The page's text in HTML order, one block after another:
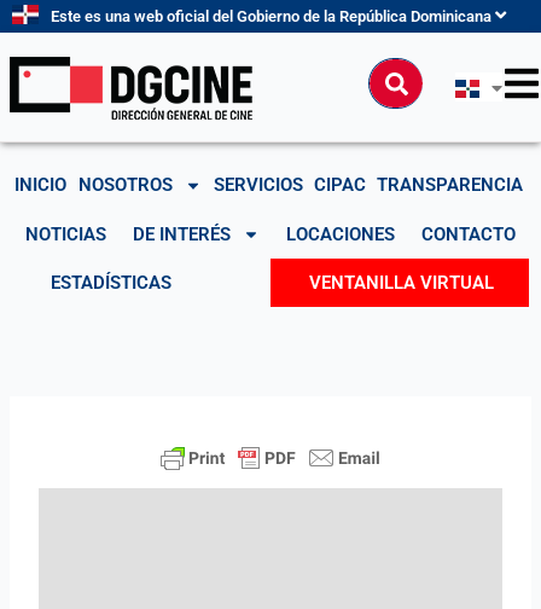
contenido
Este es una web oficial del Gobierno de la República Dominicana
Buscar
INICIO NOSOTROS SERVICIOS CIPAC TRANSPARENCIA
NOTICIAS DE INTERÉS LOCACIONES CONTACTO
ESTADÍSTICAS VENTANILLA VIRTUAL